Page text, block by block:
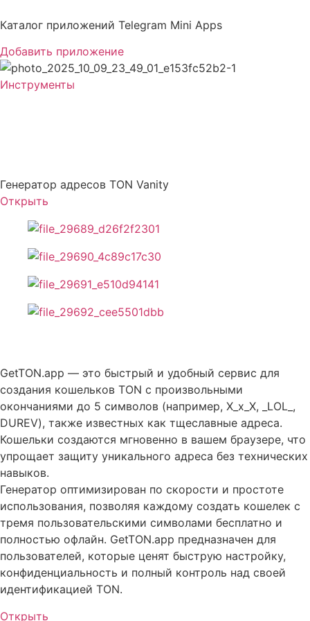
к
Каталог приложений Telegram Mini Apps
Добавить приложение
Инструменты
Генератор адресов TON Vanity
Открыть
GetTON.app — это быстрый и удобный сервис для
создания кошельков TON с произвольными
окончаниями до 5 символов (например, X_x_X, _LOL_,
DUREV), также известных как тщеславные адреса.
Кошельки создаются мгновенно в вашем браузере, что
упрощает защиту уникального адреса без технических
навыков.
Генератор оптимизирован по скорости и простоте
использования, позволяя каждому создать кошелек с
тремя пользовательскими символами бесплатно и
полностью офлайн. GetTON.app предназначен для
пользователей, которые ценят быструю настройку,
конфиденциальность и полный контроль над своей
идентификацией TON.
Открыть